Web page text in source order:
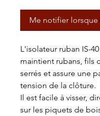
Me notifier lorsque
L'isolateur ruban IS-
maintient rubans, fils
serrés et assure une
tension de la clôture.
Il est facile à visser,
sur les piquets de